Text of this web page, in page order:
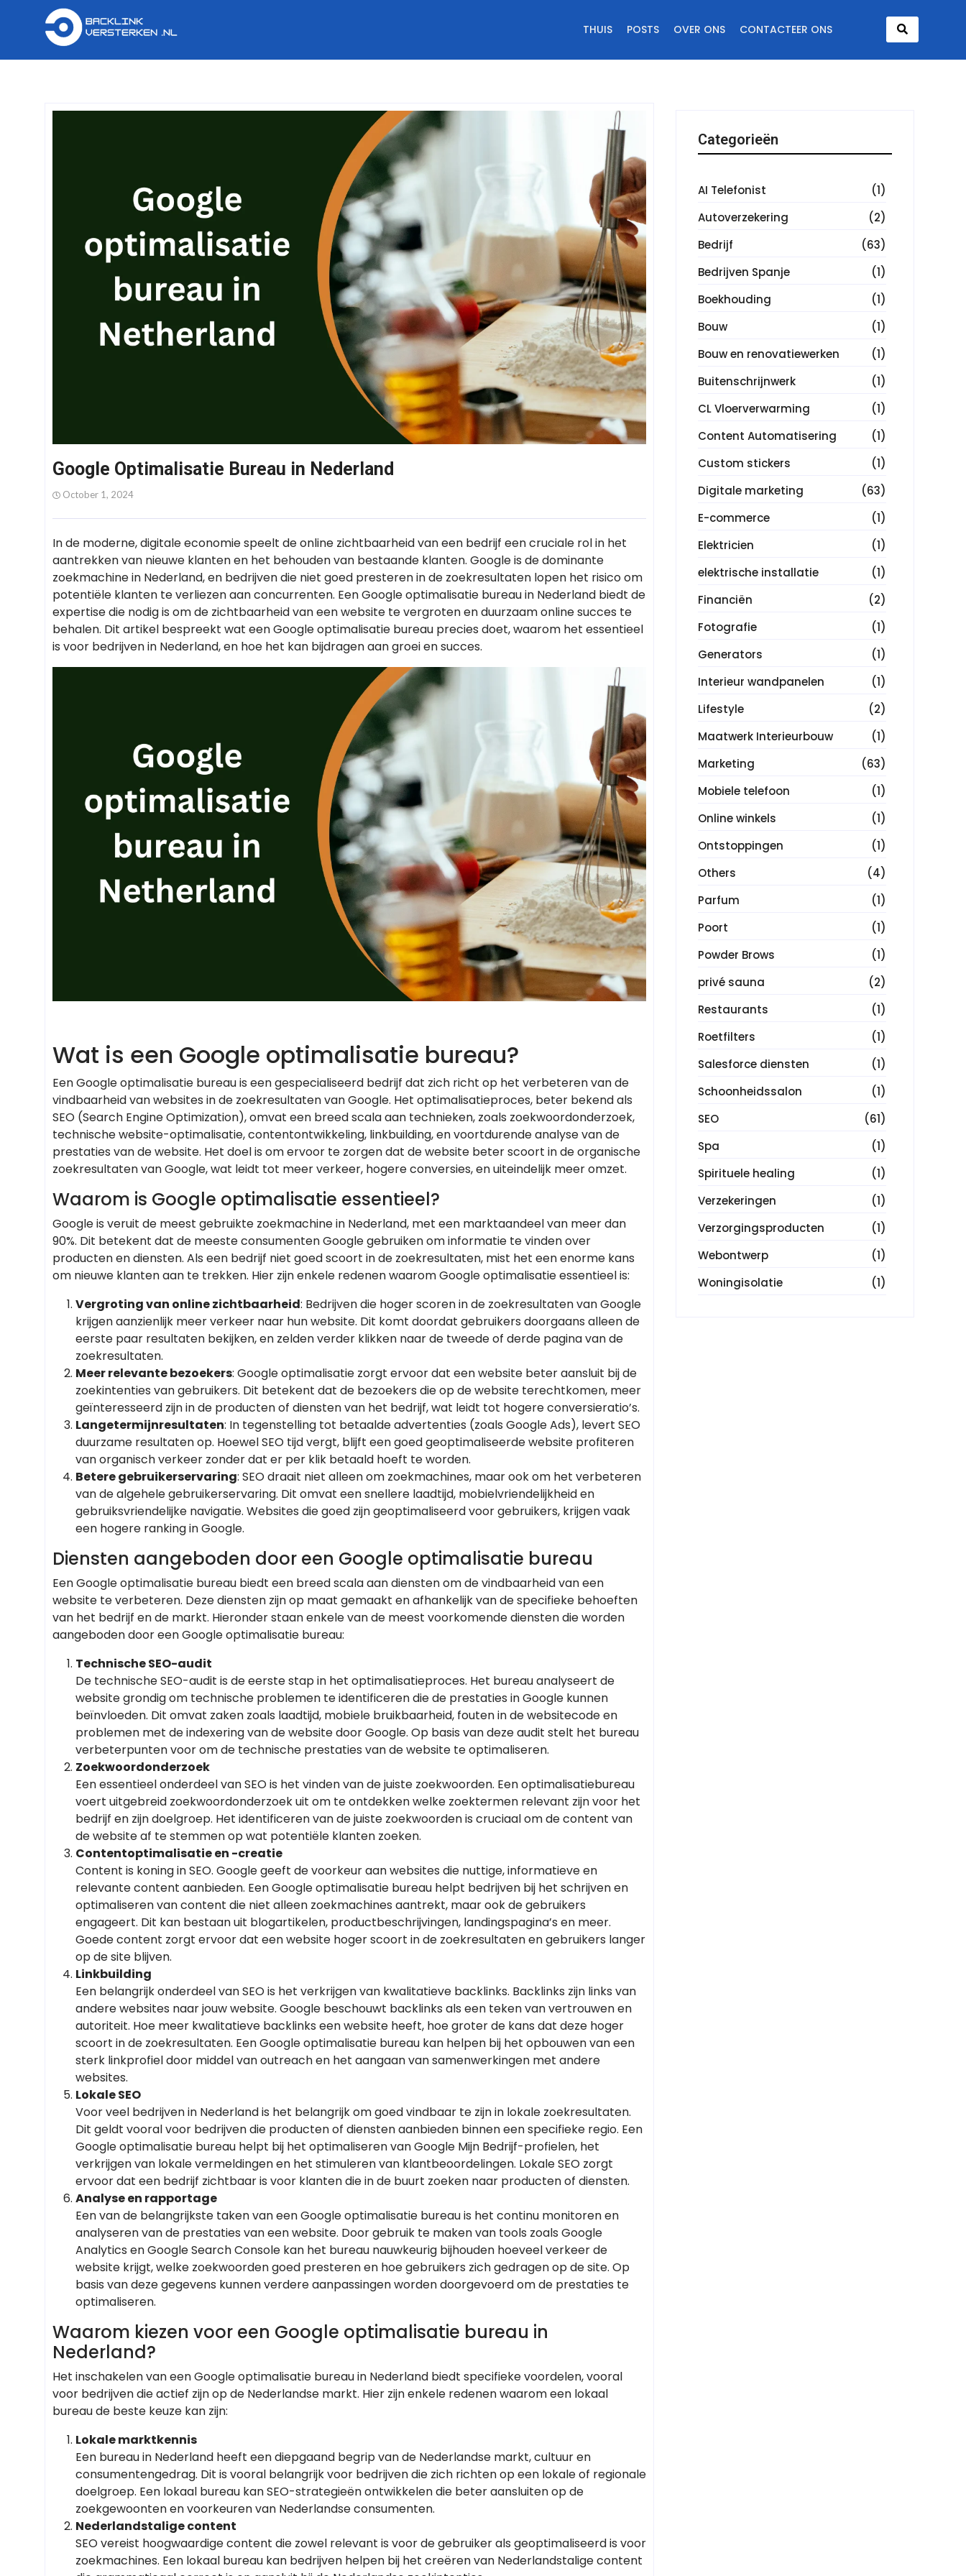
THUIS POSTS OVER ONS CONTACTEER ONS
Google Optimalisatie Bureau in Nederland
October 1, 2024
In de moderne, digitale economie speelt de online zichtbaarheid van een bedrijf een cruciale rol in het
aantrekken van nieuwe klanten en het behouden van bestaande klanten. Google is de dominante
zoekmachine in Nederland, en bedrijven die niet goed presteren in de zoekresultaten lopen het risico om
potentiële klanten te verliezen aan concurrenten. Een Google optimalisatie bureau in Nederland biedt de
expertise die nodig is om de zichtbaarheid van een website te vergroten en duurzaam online succes te
behalen. Dit artikel bespreekt wat een Google optimalisatie bureau precies doet, waarom het essentieel
is voor bedrijven in Nederland, en hoe het kan bijdragen aan groei en succes.
Wat is een Google optimalisatie bureau?
Een Google optimalisatie bureau is een gespecialiseerd bedrijf dat zich richt op het verbeteren van de
vindbaarheid van websites in de zoekresultaten van Google. Het optimalisatieproces, beter bekend als
SEO (Search Engine Optimization), omvat een breed scala aan technieken, zoals zoekwoordonderzoek,
technische website-optimalisatie, contentontwikkeling, linkbuilding, en voortdurende analyse van de
prestaties van de website. Het doel is om ervoor te zorgen dat de website beter scoort in de organische
zoekresultaten van Google, wat leidt tot meer verkeer, hogere conversies, en uiteindelijk meer omzet.
Waarom is Google optimalisatie essentieel?
Google is veruit de meest gebruikte zoekmachine in Nederland, met een marktaandeel van meer dan
90%. Dit betekent dat de meeste consumenten Google gebruiken om informatie te vinden over
producten en diensten. Als een bedrijf niet goed scoort in de zoekresultaten, mist het een enorme kans
om nieuwe klanten aan te trekken. Hier zijn enkele redenen waarom Google optimalisatie essentieel is:
Vergroting van online zichtbaarheid: Bedrijven die hoger scoren in de zoekresultaten van Google
krijgen aanzienlijk meer verkeer naar hun website. Dit komt doordat gebruikers doorgaans alleen de
eerste paar resultaten bekijken, en zelden verder klikken naar de tweede of derde pagina van de
zoekresultaten.
Meer relevante bezoekers: Google optimalisatie zorgt ervoor dat een website beter aansluit bij de
zoekintenties van gebruikers. Dit betekent dat de bezoekers die op de website terechtkomen, meer
geïnteresseerd zijn in de producten of diensten van het bedrijf, wat leidt tot hogere conversieratio’s.
Langetermijnresultaten: In tegenstelling tot betaalde advertenties (zoals Google Ads), levert SEO
duurzame resultaten op. Hoewel SEO tijd vergt, blijft een goed geoptimaliseerde website profiteren
van organisch verkeer zonder dat er per klik betaald hoeft te worden.
Betere gebruikerservaring: SEO draait niet alleen om zoekmachines, maar ook om het verbeteren
van de algehele gebruikerservaring. Dit omvat een snellere laadtijd, mobielvriendelijkheid en
gebruiksvriendelijke navigatie. Websites die goed zijn geoptimaliseerd voor gebruikers, krijgen vaak
een hogere ranking in Google.
Diensten aangeboden door een Google optimalisatie bureau
Een Google optimalisatie bureau biedt een breed scala aan diensten om de vindbaarheid van een
website te verbeteren. Deze diensten zijn op maat gemaakt en afhankelijk van de specifieke behoeften
van het bedrijf en de markt. Hieronder staan enkele van de meest voorkomende diensten die worden
aangeboden door een Google optimalisatie bureau:
Technische SEO-audit
De technische SEO-audit is de eerste stap in het optimalisatieproces. Het bureau analyseert de
website grondig om technische problemen te identificeren die de prestaties in Google kunnen
beïnvloeden. Dit omvat zaken zoals laadtijd, mobiele bruikbaarheid, fouten in de websitecode en
problemen met de indexering van de website door Google. Op basis van deze audit stelt het bureau
verbeterpunten voor om de technische prestaties van de website te optimaliseren.
Zoekwoordonderzoek
Een essentieel onderdeel van SEO is het vinden van de juiste zoekwoorden. Een optimalisatiebureau
voert uitgebreid zoekwoordonderzoek uit om te ontdekken welke zoektermen relevant zijn voor het
bedrijf en zijn doelgroep. Het identificeren van de juiste zoekwoorden is cruciaal om de content van
de website af te stemmen op wat potentiële klanten zoeken.
Contentoptimalisatie en -creatie
Content is koning in SEO. Google geeft de voorkeur aan websites die nuttige, informatieve en
relevante content aanbieden. Een Google optimalisatie bureau helpt bedrijven bij het schrijven en
optimaliseren van content die niet alleen zoekmachines aantrekt, maar ook de gebruikers
engageert. Dit kan bestaan uit blogartikelen, productbeschrijvingen, landingspagina’s en meer.
Goede content zorgt ervoor dat een website hoger scoort in de zoekresultaten en gebruikers langer
op de site blijven.
Linkbuilding
Een belangrijk onderdeel van SEO is het verkrijgen van kwalitatieve backlinks. Backlinks zijn links van
andere websites naar jouw website. Google beschouwt backlinks als een teken van vertrouwen en
autoriteit. Hoe meer kwalitatieve backlinks een website heeft, hoe groter de kans dat deze hoger
scoort in de zoekresultaten. Een Google optimalisatie bureau kan helpen bij het opbouwen van een
sterk linkprofiel door middel van outreach en het aangaan van samenwerkingen met andere
websites.
Lokale SEO
Voor veel bedrijven in Nederland is het belangrijk om goed vindbaar te zijn in lokale zoekresultaten.
Dit geldt vooral voor bedrijven die producten of diensten aanbieden binnen een specifieke regio. Een
Google optimalisatie bureau helpt bij het optimaliseren van Google Mijn Bedrijf-profielen, het
verkrijgen van lokale vermeldingen en het stimuleren van klantbeoordelingen. Lokale SEO zorgt
ervoor dat een bedrijf zichtbaar is voor klanten die in de buurt zoeken naar producten of diensten.
Analyse en rapportage
Een van de belangrijkste taken van een Google optimalisatie bureau is het continu monitoren en
analyseren van de prestaties van een website. Door gebruik te maken van tools zoals Google
Analytics en Google Search Console kan het bureau nauwkeurig bijhouden hoeveel verkeer de
website krijgt, welke zoekwoorden goed presteren en hoe gebruikers zich gedragen op de site. Op
basis van deze gegevens kunnen verdere aanpassingen worden doorgevoerd om de prestaties te
optimaliseren.
Waarom kiezen voor een Google optimalisatie bureau in
Nederland?
Het inschakelen van een Google optimalisatie bureau in Nederland biedt specifieke voordelen, vooral
voor bedrijven die actief zijn op de Nederlandse markt. Hier zijn enkele redenen waarom een lokaal
bureau de beste keuze kan zijn:
Lokale marktkennis
Een bureau in Nederland heeft een diepgaand begrip van de Nederlandse markt, cultuur en
consumentengedrag. Dit is vooral belangrijk voor bedrijven die zich richten op een lokale of regionale
doelgroep. Een lokaal bureau kan SEO-strategieën ontwikkelen die beter aansluiten op de
zoekgewoonten en voorkeuren van Nederlandse consumenten.
Nederlandstalige content
SEO vereist hoogwaardige content die zowel relevant is voor de gebruiker als geoptimaliseerd is voor
zoekmachines. Een lokaal bureau kan bedrijven helpen bij het creëren van Nederlandstalige content
Categorieën
AI Telefonist
(1)
Autoverzekering
(2)
Bedrijf
(63)
Bedrijven Spanje
(1)
Boekhouding
(1)
Bouw
(1)
Bouw en renovatiewerken
(1)
Buitenschrijnwerk
(1)
CL Vloerverwarming
(1)
Content Automatisering
(1)
Custom stickers
(1)
Digitale marketing
(63)
E-commerce
(1)
Elektricien
(1)
elektrische installatie
(1)
Financiën
(2)
Fotografie
(1)
Generators
(1)
Interieur wandpanelen
(1)
Lifestyle
(2)
Maatwerk Interieurbouw
(1)
Marketing
(63)
Mobiele telefoon
(1)
Online winkels
(1)
Ontstoppingen
(1)
Others
(4)
Parfum
(1)
Poort
(1)
Powder Brows
(1)
privé sauna
(2)
Restaurants
(1)
Roetfilters
(1)
Salesforce diensten
(1)
Schoonheidssalon
(1)
SEO
(61)
Spa
(1)
Spirituele healing
(1)
Verzekeringen
(1)
Verzorgingsproducten
(1)
Webontwerp
(1)
Woningisolatie
(1)